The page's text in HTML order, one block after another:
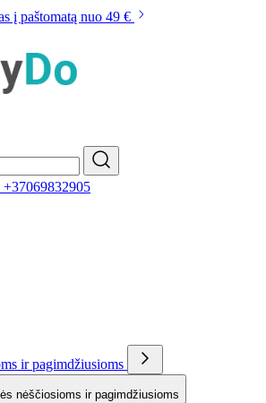
į paštomatą nuo 49 €
+37069832905
ir pagimdžiusioms
nėščiosioms ir pagimdžiusioms